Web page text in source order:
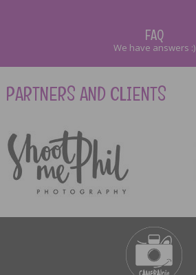
FAQ
We have answers :)
PARTNERS AND CLIENTS